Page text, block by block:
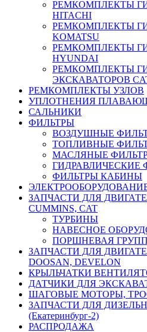
РЕМКОМПЛЕКТЫ
HITACHI
РЕМКОМПЛЕКТЫ
KOMATSU
РЕМКОМПЛЕКТЫ
HYUNDAI
РЕМКОМПЛЕКТЫ
ЭКСКАВАТОРОВ
РЕМКОМПЛЕКТЫ УЗЛОВ
УПЛОТНЕНИЯ
САЛЬНИКИ
ФИЛЬТРЫ
ВОЗДУШНЫЕ
ТОПЛИВНЫЕ
МАСЛЯНЫЕ
ГИДРАВЛИЧЕСКИЕ
ФИЛЬТРЫ КАБИНЫ
ЗАПЧАСТИ ДЛЯ
CUMMINS, CAT
ТУРБИНЫ
НАВЕСНОЕ
ПОРШНЕВАЯ
ЗАПЧАСТИ ДЛЯ
DOOSAN, DEVELON
КРЫЛЬЧАТКИ
ДАТЧИКИ ДЛЯ
ШАГОВЫЕ МОТОРЫ,
ЗАПЧАСТИ ДЛЯ
(Екатеринбург-2)
РАСПРОДАЖА